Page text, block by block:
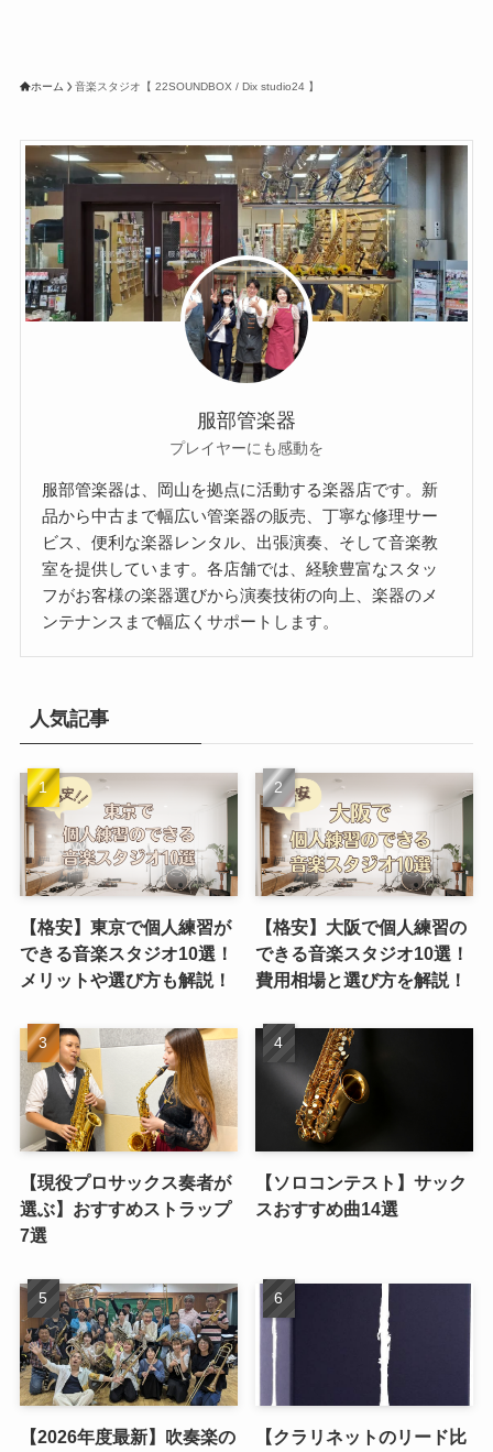
ホーム 音楽スタジオ【 22SOUNDBOX / Dix studio24 】
服部管楽器
プレイヤーにも感動を
服部管楽器は、岡山を拠点に活動する楽器店です。新
品から中古まで幅広い管楽器の販売、丁寧な修理サー
ビス、便利な楽器レンタル、出張演奏、そして音楽教
室を提供しています。各店舗では、経験豊富なスタッ
フがお客様の楽器選びから演奏技術の向上、楽器のメ
ンテナンスまで幅広くサポートします。
人気記事
【格安】東京で個人練習が
できる音楽スタジオ10選！
メリットや選び方も解説！
【格安】大阪で個人練習の
できる音楽スタジオ10選！
費用相場と選び方を解説！
【現役プロサックス奏者が
選ぶ】おすすめストラップ
7選
【ソロコンテスト】サック
スおすすめ曲14選
【2026年度最新】吹奏楽の
【クラリネットのリード比